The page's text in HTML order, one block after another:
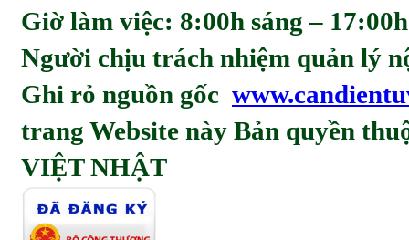
Giờ làm việc: 8:00h sáng –
Người chịu trách nhiệm quản lý
Ghi rỏ nguồn gốc
trang Website này Bản quyền
VIỆT NHẬT